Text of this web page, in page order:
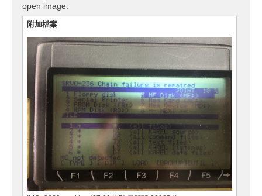
open image.
附加檔案